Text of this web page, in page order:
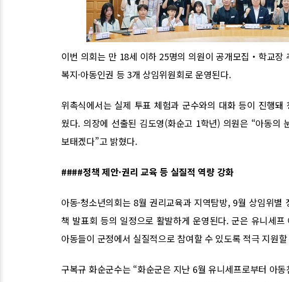
이번 의회는 만 18세 이하 25명의 의원이 공개모집‧학교장
복지·아동인권 등 3개 상임위원회로 운영된다.
위촉식에서는 실제 투표 체험과 군수와의 대화 등이 진행돼
웠다. 의장에 선출된 김도영(화순고 1학년) 의원은 “아동의
보태겠다”고 밝혔다.
####정책 제안·권리 교육 등 실질적 역량 강화
아동·청소년의회는 8월 권리교육과 지역탐방, 9월 상임위
책 발표회 등의 일정으로 활발하게 운영된다. 군은 유니세
아동들이 군정에서 실질적으로 참여할 수 있도록 적극 지원
구복규 화순군수는 “화순군은 지난 6월 유니세프로부터 아